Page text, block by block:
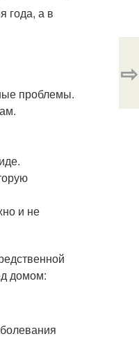
года, а в
проблемы.
и не
домом:
⇨